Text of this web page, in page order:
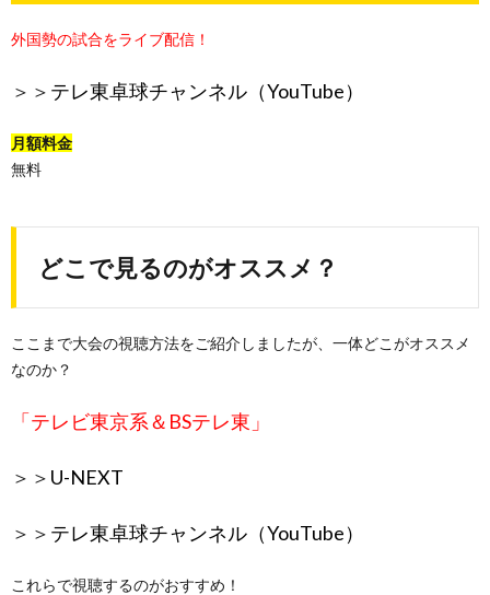
外国勢の試合をライブ配信！
＞＞ テレ東卓球チャンネル（YouTube）
月額料金
無料
どこで見るのがオススメ？
ここまで大会の視聴方法をご紹介しましたが、一体どこがオススメ
なのか？
「テレビ東京系＆BSテレ東」
＞＞ U-NEXT
＞＞ テレ東卓球チャンネル（YouTube）
これらで視聴するのがおすすめ！